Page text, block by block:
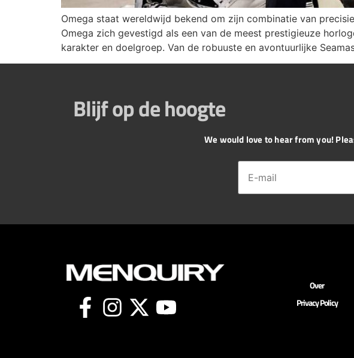
Omega staat wereldwijd bekend om zijn combinatie van
Omega zich gevestigd als een van de meest prestigieuze
karakter en doelgroep. Van de robuuste en avontuurlijke
Blijf op de hoogte
We would love to hear from you!
Over
Privacy Policy